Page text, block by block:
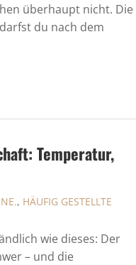
überhaupt nicht. Die
du nach dem
Temperatur,
, HÄUFIG GESTELLTE
wie dieses: Der
– und die